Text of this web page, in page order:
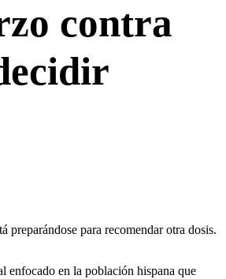
contra
preparándose para recomendar otra dosis.
enfocado en la población hispana que